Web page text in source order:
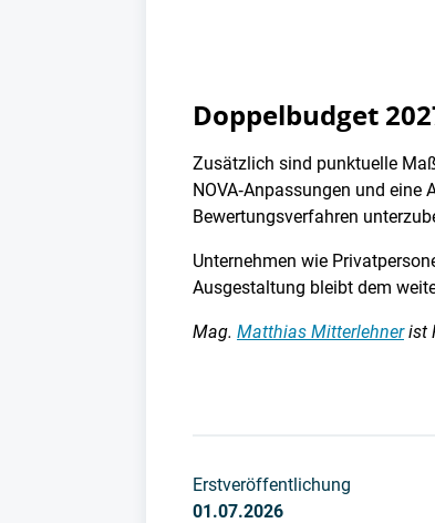
Doppelbudget
Zusätzlich sind punktuelle
NOVA‑Anpassungen und
Bewertungsverfahren
Unternehmen wie
Ausgestaltung bleibt dem
Mag. Matthias Mitterlehnerist
Erstveröffentlichung
01.07.2026